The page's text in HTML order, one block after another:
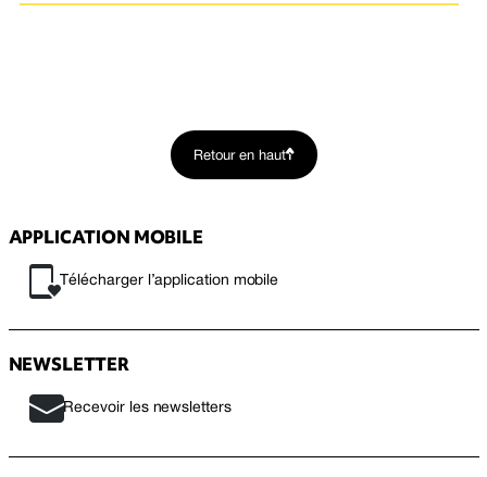
Retour en haut
APPLICATION MOBILE
Télécharger l’application mobile
NEWSLETTER
Recevoir les newsletters